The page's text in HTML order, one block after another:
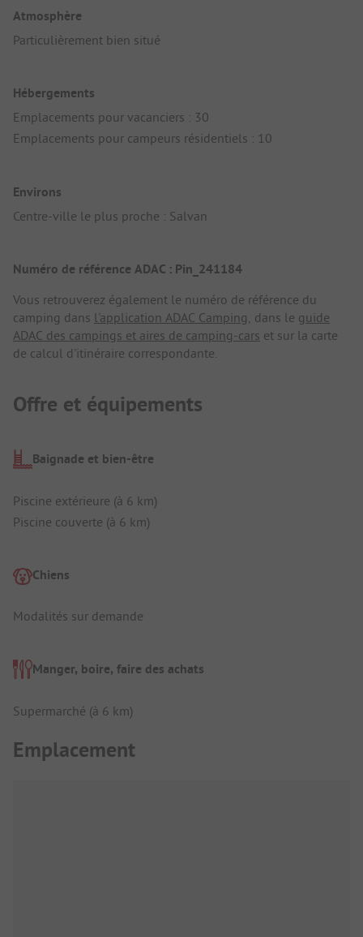
Atmosphère
Particulièrement bien situé
Hébergements
Emplacements pour vacanciers : 30
Emplacements pour campeurs résidentiels : 10
Environs
Centre-ville le plus proche : Salvan
Numéro de référence ADAC : Pin_241184
Vous retrouverez également le numéro de référence du
camping dans l'application ADAC Camping , dans le guide
ADAC des campings et aires de camping-cars et sur la carte
de calcul d'itinéraire correspondante.
Offre et équipements
Baignade et bien-être
Piscine extérieure (à 6 km)
Piscine couverte (à 6 km)
Chiens
Modalités sur demande
Manger, boire, faire des achats
Supermarché (à 6 km)
Emplacement